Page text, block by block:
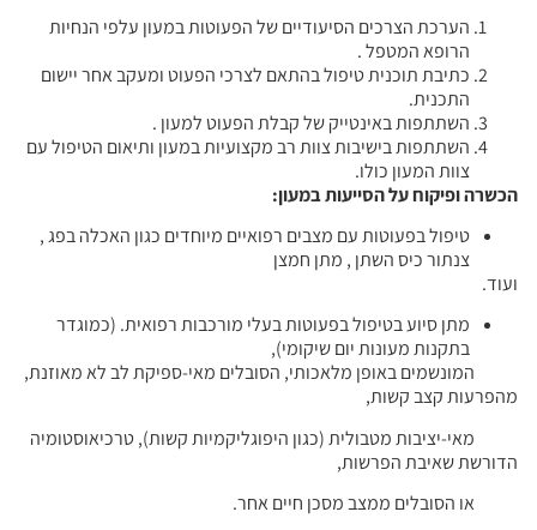
הערכת הצרכים הסיעודיים של הפעוטות במעון עלפי הנחיות
הרופא המטפל .
כתיבת תוכנית טיפול בהתאם לצרכי הפעוט ומעקב אחר יישום
התכנית.
השתתפות באינטייק של קבלת הפעוט למעון .
השתתפות בישיבות צוות רב מקצועיות במעון ותיאום הטיפול עם
צוות המעון כולו.
הכשרה ופיקוח על הסייעות במעון:
טיפול בפעוטות עם מצבים רפואיים מיוחדים כגון האכלה בפג ,
צנתור כיס השתן , מתן חמצן
ועוד.
מתן סיוע בטיפול בפעוטות בעלי מורכבות רפואית. (כמוגדר
בתקנות מעונות יום שיקומי),
המונשמים באופן מלאכותי, הסובלים מאי-ספיקת לב לא מאוזנת,
מהפרעות קצב קשות,
מאי-יציבות מטבולית (כגון היפוגליקמיות קשות), טרכיאוסטומיה
הדורשת שאיבת הפרשות,
או הסובלים ממצב מסכן חיים אחר.